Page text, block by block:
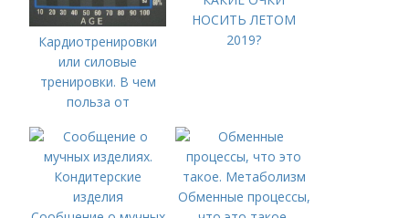
Кардиотренировки
или силовые
тренировки. В чем
польза от
НОСИТЬ ЛЕТОМ
2019?
Обменные процессы,